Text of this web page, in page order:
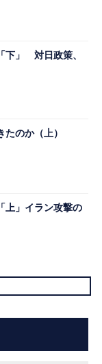
下」 対日政策、
のか（上）
上」イラン攻撃の